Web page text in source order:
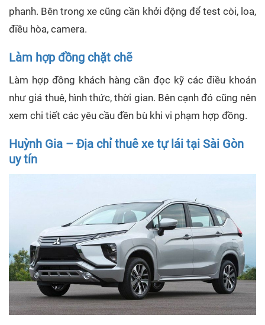
phanh. Bên trong xe cũng cần khởi động để test còi, loa,
điều hòa, camera.
Làm hợp đồng chặt chẽ
Làm hợp đồng khách hàng cần đọc kỹ các điều khoản
như giá thuê, hình thức, thời gian. Bên cạnh đó cũng nên
xem chi tiết các yêu cầu đền bù khi vi phạm hợp đồng.
Huỳnh Gia – Địa chỉ thuê xe tự lái tại Sài Gòn
uy tín